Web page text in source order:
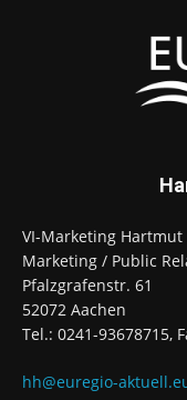
VI-Marketing Hartmut
Marketing / Public
Pfalzgrafenstr. 61
52072 Aachen
Tel.: 0241-93678715,
hh@euregio-